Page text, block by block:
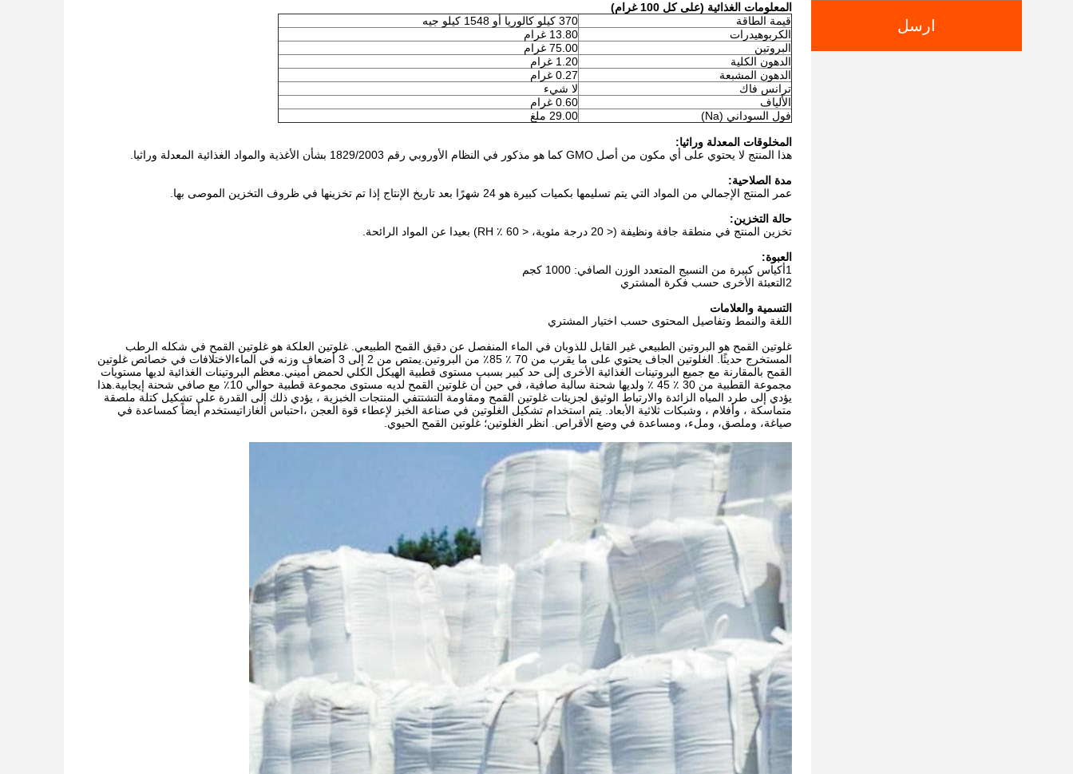
ارسل
المعلومات الغذائية (على كل 100 غرام)
قيمة الطاقة
370 كيلو كالوريا أو 1548 كيلو جيه
الكربوهيدرات
13.80 غرام
البروتين
75.00 غرام
الدهون الكلية
1.20 غرام
الدهون المشبعة
0.27 غرام
ترانس فاك
لا شيء
الألياف
0.60 غرام
فول السوداني (Na)
29.00 ملغ
المخلوقات المعدلة وراثيا:
هذا المنتج لا يحتوي على أي مكون من أصل GMO كما هو مذكور في النظام الأوروبي رقم 1829/2003 بشأن الأغذية والمواد الغذائية المعدلة وراثيا.
مدة الصلاحية:
عمر المنتج الإجمالي من المواد التي يتم تسليمها بكميات كبيرة هو 24 شهرًا بعد تاريخ الإنتاج إذا تم تخزينها في ظروف التخزين الموصى بها.
حالة التخزين:
تخزين المنتج في منطقة جافة ونظيفة (< 20 درجة مئوية، < 60 ٪ RH) بعيدا عن المواد الرائحة.
العبوة:
1أكياس كبيرة من النسيج المتعدد الوزن الصافي: 1000 كجم
2التعبئة الأخرى حسب فكرة المشتري
التسمية والعلامات
اللغة والنمط وتفاصيل المحتوى حسب اختيار المشتري
غلوتين القمح هو البروتين الطبيعي غير القابل للذوبان في الماء المنفصل عن دقيق القمح الطبيعي. غلوتين العلكة هو غلوتين القمح في شكله الرطب
المستخرج حديثًا. الغلوتين الجاف يحتوي على ما يقرب من 70 ٪ 85٪ من البروتين.يمتص من 2 إلى 3 أضعاف وزنه في الماءالاختلافات في خصائص غلوتين
القمح بالمقارنة مع جميع البروتينات الغذائية الأخرى إلى حد كبير بسبب مستوى قطبية الهيكل الكلي لحمض أميني.معظم البروتينات الغذائية لديها مستويات
مجموعة القطبية من 30 ٪ 45 ٪ ولديها شحنة سالبة صافية، في حين أن غلوتين القمح لديه مستوى مجموعة قطبية حوالي 10٪ مع صافي شحنة إيجابية.هذا
يؤدي إلى طرد المياه الزائدة والارتباط الوثيق لجزيئات غلوتين القمح ومقاومة التشتتفي المنتجات الخبزية ، يؤدي ذلك إلى القدرة على تشكيل كتلة ملصقة
متماسكة ، وأفلام ، وشبكات ثلاثية الأبعاد. يتم استخدام تشكيل الغلوتين في صناعة الخبز لإعطاء قوة العجن ،احتباس الغازاتيستخدم أيضاً كمساعدة في
صياغة، وملصق، وملء، ومساعدة في وضع الأقراص. انظر الغلوتين؛ غلوتين القمح الحيوي.